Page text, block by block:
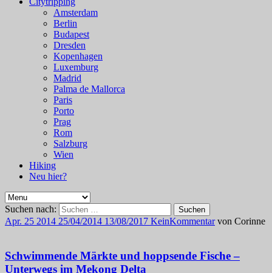
Amsterdam
Berlin
Budapest
Dresden
Kopenhagen
Luxemburg
Madrid
Palma de Mallorca
Paris
Porto
Prag
Rom
Salzburg
Wien
Hiking
Neu hier?
Suchen nach:
Apr. 25 2014 25/04/2014 13/08/2017 KeinKommentar von Corinne
Schwimmende Märkte und hoppsende Fische –
Unterwegs im Mekong Delta